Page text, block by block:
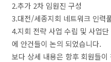
2.추가 2차 임원진 구성
3.대전/세종지회 네트워크 인력
4.지회 전략 사업 수립 및 사업단
에 안건들이 논의 되었습니다.
보다 상세 내용은 항후 회원들